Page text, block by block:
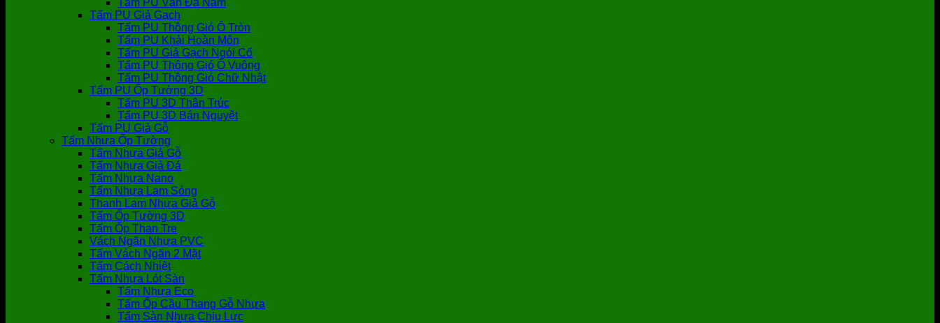
Tấm PU Vân Đá Nấm
Tấm PU Giả Gạch
Tấm PU Thông Gió Ô Tròn
Tấm PU Khải Hoàn Môn
Tấm PU Giả Gạch Ngói Cổ
Tấm PU Thông Gió Ô Vuông
Tấm PU Thông Gió Chữ Nhật
Tấm PU Ốp Tường 3D
Tấm PU 3D Thân Trúc
Tấm PU 3D Bán Nguyệt
Tấm PU Giả Gỗ
Tấm Nhựa Ốp Tường
Tấm Nhựa Giả Gỗ
Tấm Nhựa Giả Đá
Tấm Nhựa Nano
Tấm Nhựa Lam Sóng
Thanh Lam Nhựa Giả Gỗ
Tấm Ốp Tường 3D
Tấm Ốp Than Tre
Vách Ngăn Nhựa PVC
Tấm Vách Ngăn 2 Mặt
Tấm Cách Nhiệt
Tấm Nhựa Lót Sàn
Tấm Nhựa Eco
Tấm Ốp Cầu Thang Gỗ Nhựa
Tấm Sàn Nhựa Chịu Lực